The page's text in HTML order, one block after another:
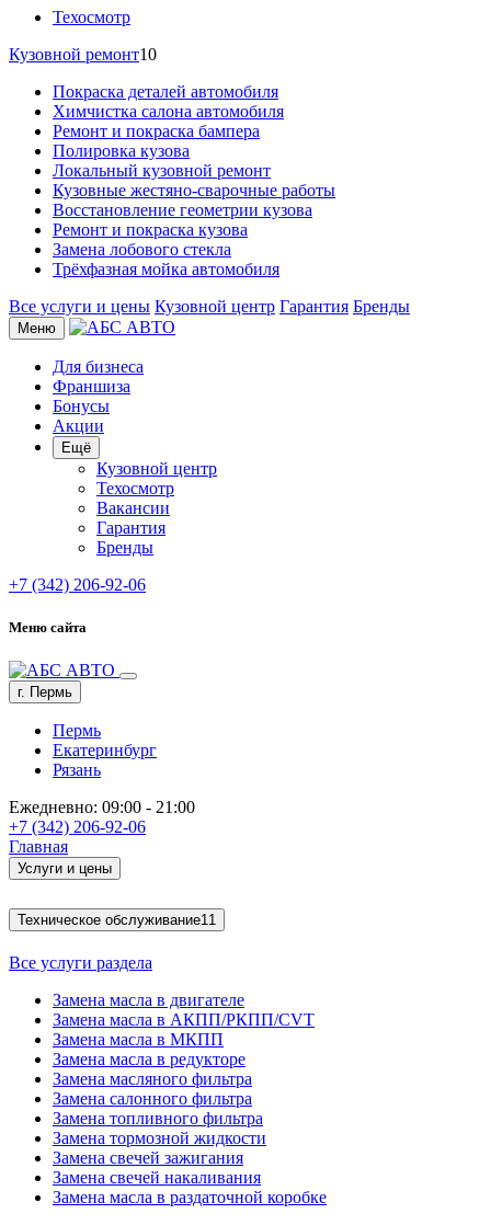
Техосмотр
Кузовной ремонт10
Покраска деталей автомобиля
Химчистка салона автомобиля
Ремонт и покраска бампера
Полировка кузова
Локальный кузовной ремонт
Кузовные жестяно-сварочные работы
Восстановление геометрии кузова
Ремонт и покраска кузова
Замена лобового стекла
Трёхфазная мойка автомобиля
Все услуги и цены Кузовной центр Гарантия Бренды
Меню
Для бизнеса
Франшиза
Бонусы
Акции
Ещё
Кузовной центр
Техосмотр
Вакансии
Гарантия
Бренды
+7 (342) 206-92-06
Меню сайта
г. Пермь
Пермь
Екатеринбург
Рязань
Ежедневно: 09:00 - 21:00
+7 (342) 206-92-06
Главная
Услуги и цены
Техническое обслуживание11
Все услуги раздела
Замена масла в двигателе
Замена масла в АКПП/РКПП/CVT
Замена масла в МКПП
Замена масла в редукторе
Замена масляного фильтра
Замена салонного фильтра
Замена топливного фильтра
Замена тормозной жидкости
Замена свечей зажигания
Замена свечей накаливания
Замена масла в раздаточной коробке